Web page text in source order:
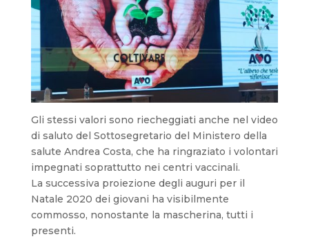
Gli stessi valori sono riecheggiati anche nel video
di saluto del Sottosegretario del Ministero della
salute Andrea Costa, che ha ringraziato i volontari
impegnati soprattutto nei centri vaccinali.
La successiva proiezione degli auguri per il
Natale 2020 dei giovani ha visibilmente
commosso, nonostante la mascherina, tutti i
presenti.